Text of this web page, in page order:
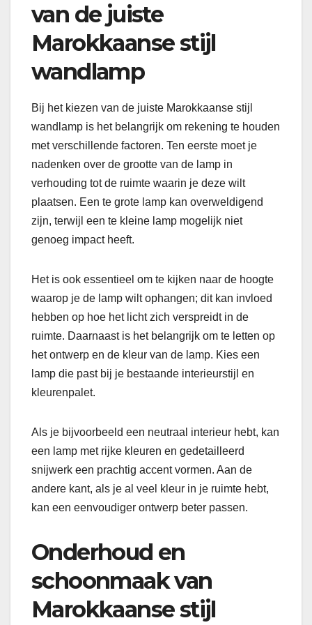
van de juiste
Marokkaanse stijl
wandlamp
Bij het kiezen van de juiste Marokkaanse stijl
wandlamp is het belangrijk om rekening te houden
met verschillende factoren. Ten eerste moet je
nadenken over de grootte van de lamp in
verhouding tot de ruimte waarin je deze wilt
plaatsen. Een te grote lamp kan overweldigend
zijn, terwijl een te kleine lamp mogelijk niet
genoeg impact heeft.
Het is ook essentieel om te kijken naar de hoogte
waarop je de lamp wilt ophangen; dit kan invloed
hebben op hoe het licht zich verspreidt in de
ruimte. Daarnaast is het belangrijk om te letten op
het ontwerp en de kleur van de lamp. Kies een
lamp die past bij je bestaande interieurstijl en
kleurenpalet.
Als je bijvoorbeeld een neutraal interieur hebt, kan
een lamp met rijke kleuren en gedetailleerd
snijwerk een prachtig accent vormen. Aan de
andere kant, als je al veel kleur in je ruimte hebt,
kan een eenvoudiger ontwerp beter passen.
Onderhoud en
schoonmaak van
Marokkaanse stijl